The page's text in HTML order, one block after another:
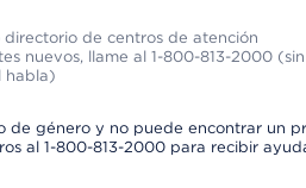
de centros de atención
nuevos, llame al 1-800-813-2000
habla)
de género y no puede encontrar un
al 1-800-813-2000 para recibir